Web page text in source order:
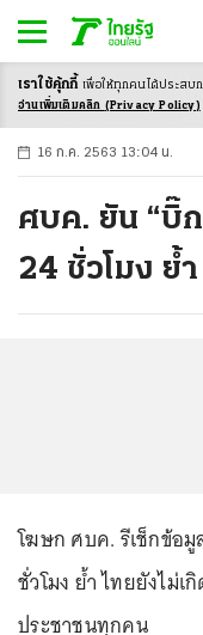
-ก ก ก+
16 ก.ค. 2563 13:04 น.
ศบค. ยัน “บิ๊
24 ชั่วโมง ย้
โฆษก ศบค. รีเช็กข้อ
ชั่วโมง ย้ำ ไทยยังไม่เ
ประชาชนทุกคน
เราใช้คุ้กกี้ เพื่อให้ทุกคนได้ประสบ
อ่านเพิ่มเติมคลิก (Privacy Policy)